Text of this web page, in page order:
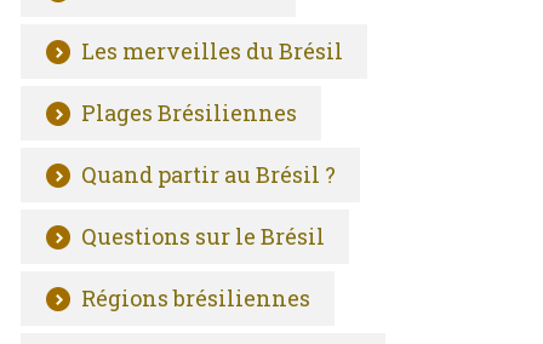
Les merveilles du Brésil
Plages Brésiliennes
Quand partir au Brésil ?
Questions sur le Brésil
Régions brésiliennes